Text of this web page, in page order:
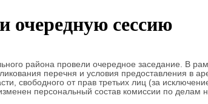
очередную сессию
района провели очередное заседание. В
перечня и условия предоставления в
свободного от прав третьих лиц (за
персональный состав комиссии по делам